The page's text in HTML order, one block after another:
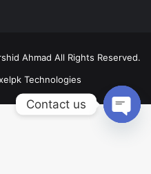
Ahmad All Rights Reserved.
Technologies
Contact us